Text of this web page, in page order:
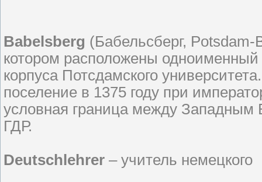
Babelsberg (Бабельсберг,
котором расположены одноименный
корпуса Потсдамского
поселение в 1375 году при
условная граница между
ГДР.
Deutschlehrer – учитель немецкого